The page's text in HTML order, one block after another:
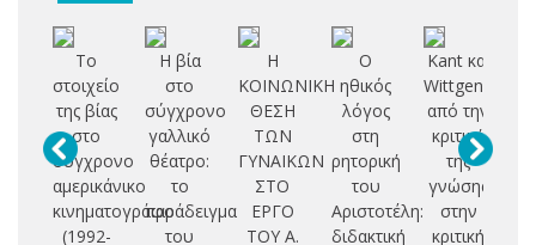
Το
στοιχείο
της βίας
στο
σύγχρονο
αμερικάνικο
κινηματογράφο
(1992-
Η βία
στο
σύγχρονο
γαλλικό
θέατρο:
το
παράδειγμα
του
Η
ΚΟΙΝΩΝΙΚΗ
ΘΕΣΗ
ΤΩΝ
ΓΥΝΑΙΚΩΝ
ΣΤΟ
ΕΡΓΟ
ΤΟΥ Α.
Ο
ηθικός
λόγος
στη
ρητορική
του
Αριστοτέλη:
διδακτική
Kant και
Wittgenstein:
από την
κριτική
της
γνώσης
στην
κριτική